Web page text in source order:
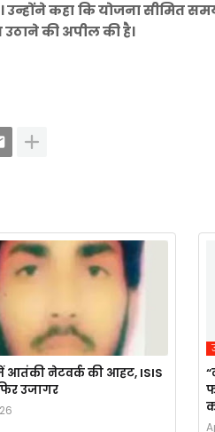
कहा कि योजना सीमित
की अपील की है।
आतंकी नेटवर्क की आहट, ISIS
उजागर